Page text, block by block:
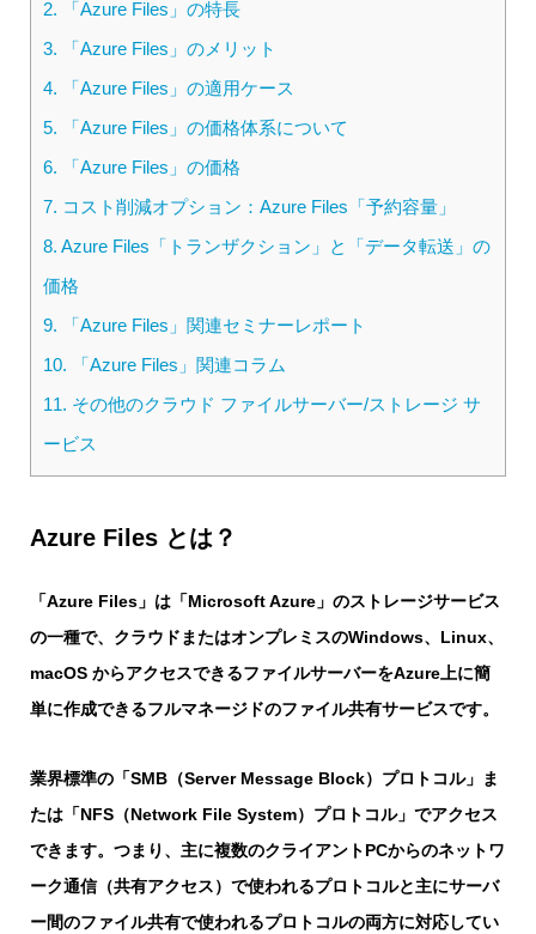
2. 「Azure Files」の特長
3. 「Azure Files」のメリット
4. 「Azure Files」の適用ケース
5. 「Azure Files」の価格体系について
6. 「Azure Files」の価格
7. コスト削減オプション：Azure Files「予約容量」
8. Azure Files「トランザクション」と「データ転送」の
価格
9. 「Azure Files」関連セミナーレポート
10. 「Azure Files」関連コラム
11. その他のクラウド ファイルサーバー/ストレージ サ
ービス
Azure Files とは？
「Azure Files」は「Microsoft Azure」のストレージサービス
の一種で、クラウドまたはオンプレミスのWindows、Linux、
macOS からアクセスできるファイルサーバーをAzure上に簡
単に作成できるフルマネージドのファイル共有サービスです。
業界標準の「SMB（Server Message Block）プロトコル」ま
たは「NFS（Network File System）プロトコル」でアクセス
できます。つまり、主に複数のクライアントPCからのネットワ
ーク通信（共有アクセス）で使われるプロトコルと主にサーバ
ー間のファイル共有で使われるプロトコルの両方に対応してい